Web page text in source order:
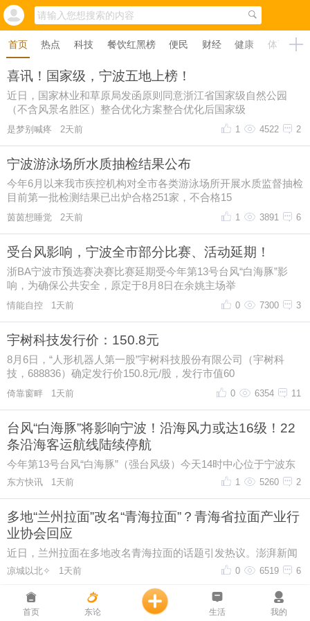
首页 热点 科技 餐饮红黑榜 便民 财经 健康 体育
首页 东论 生活 我的